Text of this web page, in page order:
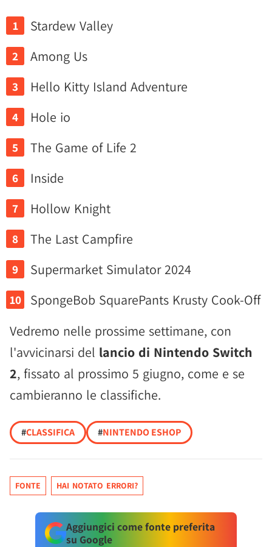
Stardew Valley
Among Us
Hello Kitty Island Adventure
Hole io
The Game of Life 2
Inside
Hollow Knight
The Last Campfire
Supermarket Simulator 2024
SpongeBob SquarePants Krusty Cook-Off
Vedremo nelle prossime settimane, con
l'avvicinarsi del lancio di Nintendo Switch
2, fissato al prossimo 5 giugno, come e se
cambieranno le classifiche.
#CLASSIFICA #NINTENDO ESHOP
FONTE HAI NOTATO ERRORI?
Aggiungici come fonte preferita
su Google